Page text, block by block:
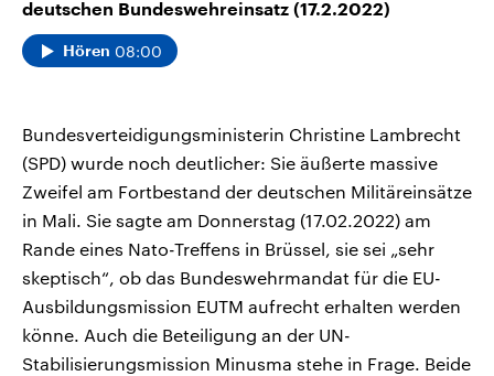
deutschen Bundeswehreinsatz (17.2.2022)
Hören 08:00
Bundesverteidigungsministerin Christine Lambrecht
(SPD) wurde noch deutlicher: Sie äußerte massive
Zweifel am Fortbestand der deutschen Militäreinsätze
in Mali. Sie sagte am Donnerstag (17.02.2022) am
Rande eines Nato-Treffens in Brüssel, sie sei „sehr
skeptisch“, ob das Bundeswehrmandat für die EU-
Ausbildungsmission EUTM aufrecht erhalten werden
könne. Auch die Beteiligung an der UN-
Stabilisierungsmission Minusma stehe in Frage. Beide